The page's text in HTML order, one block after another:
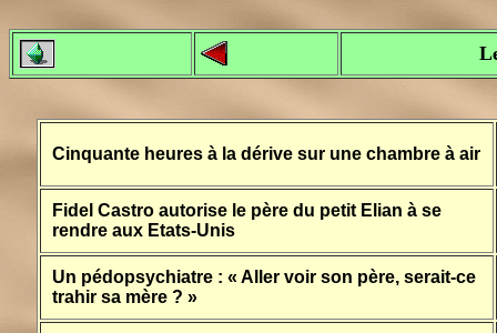
Cinquante heures à la dérive sur une chambre à air
Fidel Castro autorise le père du petit Elian à se
rendre aux Etats-Unis
Un pédopsychiatre : « Aller voir son père, serait-ce
trahir sa mère ? »